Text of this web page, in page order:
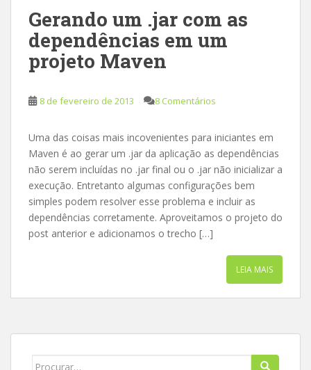
Gerando um .jar com as
dependências em um
projeto Maven
8 de fevereiro de 2013 8 Comentários
Uma das coisas mais incovenientes para iniciantes em
Maven é ao gerar um .jar da aplicação as dependências
não serem incluídas no .jar final ou o .jar não inicializar a
execução. Entretanto algumas configurações bem
simples podem resolver esse problema e incluir as
dependências corretamente. Aproveitamos o projeto do
post anterior e adicionamos o trecho […]
LEIA MAIS
Search